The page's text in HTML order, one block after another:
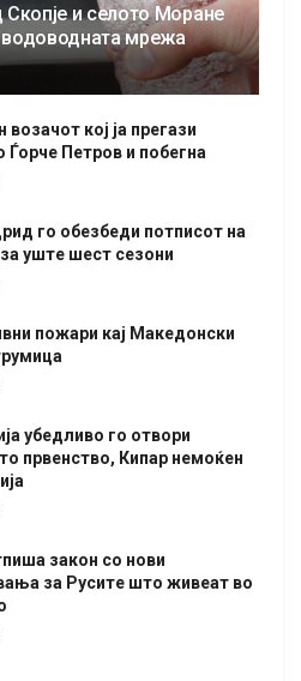
и селото Моране
мрежа
возачот кој ја прегази
Ѓорче Петров и побегна
го обезбеди потписот на
за уште шест сезони
пожари кај Македонски
убедливо го отвори
првенство, Кипар немоќен
закон со нови
за Русите што живеат во